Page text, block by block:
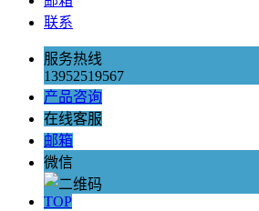
联系
服务热线
13952519567
产品咨询
在线客服
邮箱
微信
TOP